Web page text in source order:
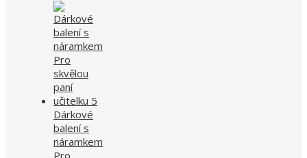
Dárkové
balení s
náramkem
Pro